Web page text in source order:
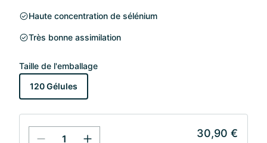
Haute concentration de sélénium
Très bonne assimilation
Taille de l'emballage
120 Gélules
30,90 €